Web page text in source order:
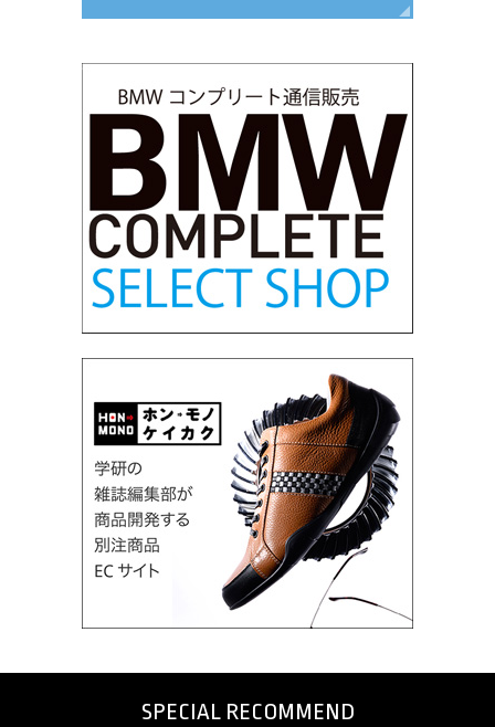
SPECIAL RECOMMEND